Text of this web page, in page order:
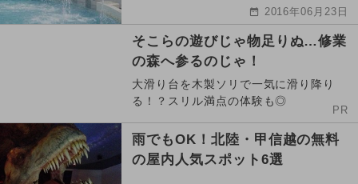
2016年06月23日
そこらの遊びじゃ物足りぬ…修業
の森へ参るのじゃ！
大滑り台を木製ソリで一気に滑り降り
る！？スリル満点の体験も◎
PR
雨でもOK！北陸・甲信越の無料
の屋内人気スポット6選